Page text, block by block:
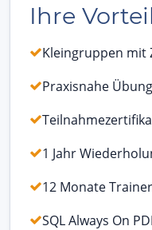
Ihre
Kleingruppen mit
Praxisnahe
1 Jahr
12 Monate
SQL Always On